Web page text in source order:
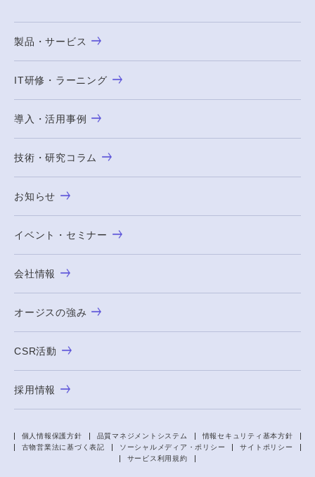
製品・サービス
IT研修・ラーニング
導入・活用事例
技術・研究コラム
お知らせ
イベント・セミナー
会社情報
オージスの強み
CSR活動
採用情報
個人情報保護方針 品質マネジメントシステム
情報セキュリティ基本方針
古物営業法に基づく表記
ソーシャルメディア・ポリシー
サイトポリシー
サービス利用規約